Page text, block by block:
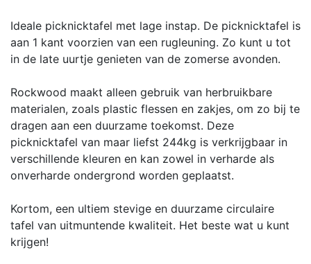
Ideale picknicktafel met lage instap. De picknicktafel is
aan 1 kant voorzien van een rugleuning. Zo kunt u tot
in de late uurtje genieten van de zomerse avonden.
Rockwood maakt alleen gebruik van herbruikbare
materialen, zoals plastic flessen en zakjes, om zo bij te
dragen aan een duurzame toekomst. Deze
picknicktafel van maar liefst 244kg is verkrijgbaar in
verschillende kleuren en kan zowel in verharde als
onverharde ondergrond worden geplaatst.
Kortom, een ultiem stevige en duurzame circulaire
tafel van uitmuntende kwaliteit. Het beste wat u kunt
krijgen!